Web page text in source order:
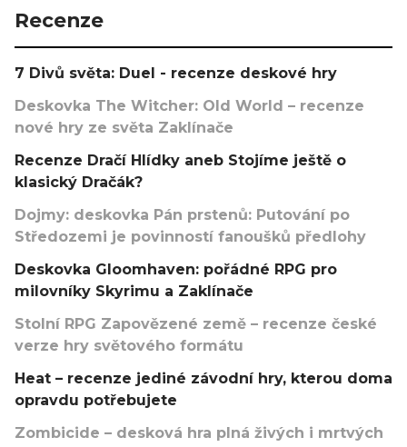
Recenze
7 Divů světa: Duel - recenze deskové hry
Deskovka The Witcher: Old World – recenze
nové hry ze světa Zaklínače
Recenze Dračí Hlídky aneb Stojíme ještě o
klasický Dračák?
Dojmy: deskovka Pán prstenů: Putování po
Středozemi je povinností fanoušků předlohy
Deskovka Gloomhaven: pořádné RPG pro
milovníky Skyrimu a Zaklínače
Stolní RPG Zapovězené země – recenze české
verze hry světového formátu
Heat – recenze jediné závodní hry, kterou doma
opravdu potřebujete
Zombicide – desková hra plná živých i mrtvých